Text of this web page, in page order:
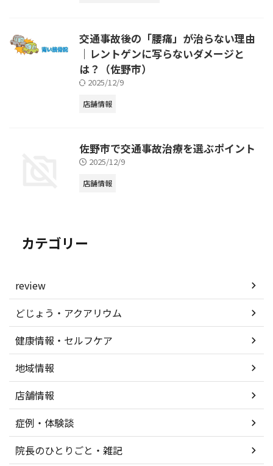
交通事故後の「腰痛」が治らない理由
｜レントゲンに写らないダメージと
は？（佐野市）
2025/12/9
店舗情報
佐野市で交通事故治療を選ぶポイント
2025/12/9
店舗情報
カテゴリー
review
どじょう・アクアリウム
健康情報・セルフケア
地域情報
店舗情報
症例・体験談
院長のひとりごと・雑記